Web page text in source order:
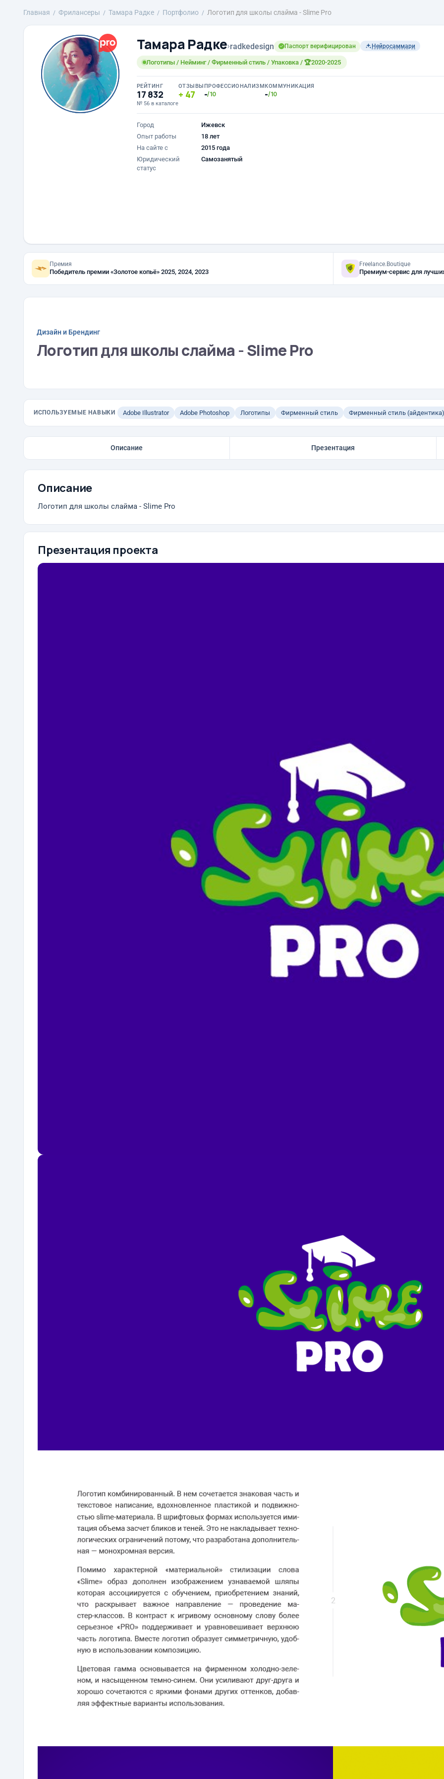
Главная Фрилансеры Тамара Радке Портфолио Логотип для школы слайма - Slime Pro
Тамара Радке›radkedesign Паспорт верифицирован Нейросаммари
Логотипы / Нейминг / Фирменный стиль / Упаковка / 🏆2020-2025
РЕЙТИНГ
17 832
№ 56 в каталоге
ОТЗЫВЫ
47
ПРОФЕССИОНАЛИЗМ
-/10
КОММУНИКАЦИЯ
-/10
Город
Ижевск
Опыт работы
18 лет
На сайте с
2015 года
Юридический
статус
Самозанятый
Премия
Победитель премии «Золотое копьё» 2025, 2024, 2023
Freelance.Boutique
Премиум-сервис для
Дизайн и Брендинг
Логотип для школы слайма - Slime Pro
ИСПОЛЬЗУЕМЫЕ НАВЫКИ Adobe Illustrator Adobe Photoshop Логотипы Фирменный стиль Фирменный стиль (айдентика)
Описание Презентация
Описание
Логотип для школы слайма - Slime Pro
Презентация проекта